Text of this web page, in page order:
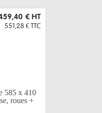
€ HT
551,28 € TTC
585 x 410
roues +